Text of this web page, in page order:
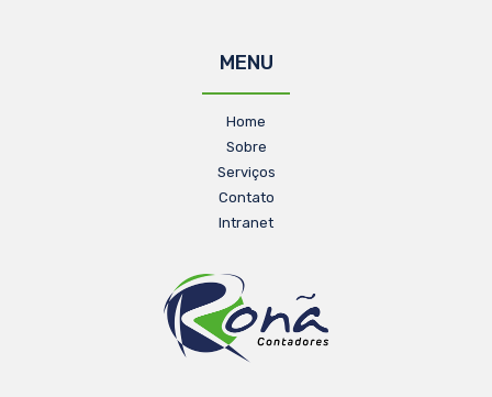
MENU
Home
Sobre
Serviços
Contato
Intranet